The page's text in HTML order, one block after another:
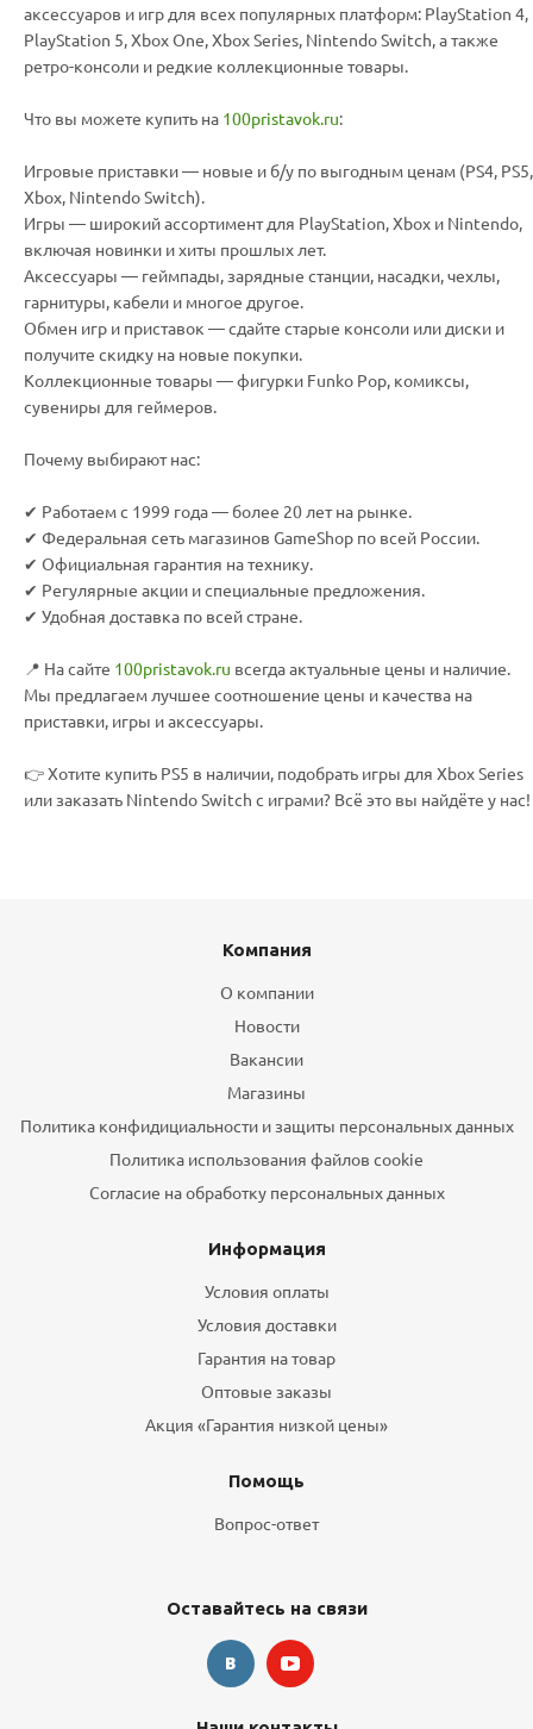
аксессуаров и игр для всех популярных платформ: PlayStation 4,
PlayStation 5, Xbox One, Xbox Series, Nintendo Switch, а также
ретро-консоли и редкие коллекционные товары.
Что вы можете купить на 100pristavok.ru:
Игровые приставки — новые и б/у по выгодным ценам (PS4, PS5,
Xbox, Nintendo Switch).
Игры — широкий ассортимент для PlayStation, Xbox и Nintendo,
включая новинки и хиты прошлых лет.
Аксессуары — геймпады, зарядные станции, насадки, чехлы,
гарнитуры, кабели и многое другое.
Обмен игр и приставок — сдайте старые консоли или диски и
получите скидку на новые покупки.
Коллекционные товары — фигурки Funko Pop, комиксы,
сувениры для геймеров.
Почему выбирают нас:
✔ Работаем с 1999 года — более 20 лет на рынке.
✔ Федеральная сеть магазинов GameShop по всей России.
✔ Официальная гарантия на технику.
✔ Регулярные акции и специальные предложения.
✔ Удобная доставка по всей стране.
📍 На сайте 100pristavok.ru всегда актуальные цены и наличие.
Мы предлагаем лучшее соотношение цены и качества на
приставки, игры и аксессуары.
👉 Хотите купить PS5 в наличии, подобрать игры для Xbox Series
или заказать Nintendo Switch с играми? Всё это вы найдёте у нас!
Компания
О компании
Новости
Вакансии
Магазины
Политика конфидициальности и защиты персональных данных
Политика использования файлов cookie
Согласие на обработку персональных данных
Информация
Условия оплаты
Условия доставки
Гарантия на товар
Оптовые заказы
Акция «Гарантия низкой цены»
Помощь
Вопрос-ответ
Оставайтесь на связи